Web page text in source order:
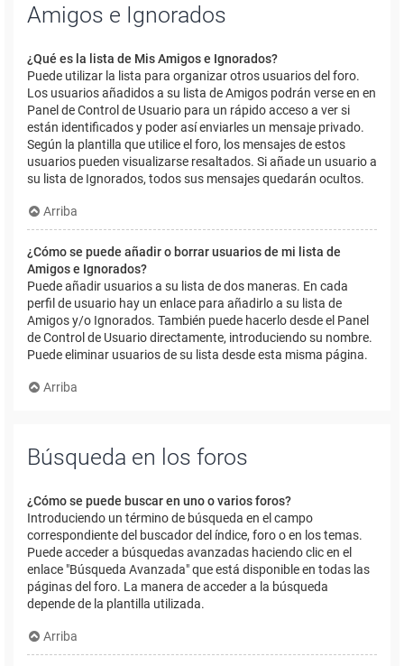
Amigos e Ignorados
¿Qué es la lista de Mis Amigos e Ignorados?
Puede utilizar la lista para organizar otros usuarios del foro.
Los usuarios añadidos a su lista de Amigos podrán verse en en
Panel de Control de Usuario para un rápido acceso a ver si
están identificados y poder así enviarles un mensaje privado.
Según la plantilla que utilice el foro, los mensajes de estos
usuarios pueden visualizarse resaltados. Si añade un usuario a
su lista de Ignorados, todos sus mensajes quedarán ocultos.
Arriba
¿Cómo se puede añadir o borrar usuarios de mi lista de
Amigos e Ignorados?
Puede añadir usuarios a su lista de dos maneras. En cada
perfil de usuario hay un enlace para añadirlo a su lista de
Amigos y/o Ignorados. También puede hacerlo desde el Panel
de Control de Usuario directamente, introduciendo su nombre.
Puede eliminar usuarios de su lista desde esta misma página.
Arriba
Búsqueda en los foros
¿Cómo se puede buscar en uno o varios foros?
Introduciendo un término de búsqueda en el campo
correspondiente del buscador del índice, foro o en los temas.
Puede acceder a búsquedas avanzadas haciendo clic en el
enlace "Búsqueda Avanzada" que está disponible en todas las
páginas del foro. La manera de acceder a la búsqueda
depende de la plantilla utilizada.
Arriba